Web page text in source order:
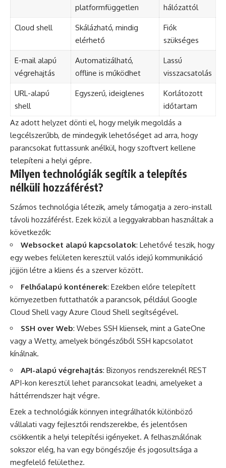
platformfüggetlen
hálózattól
Cloud shell
Skálázható, mindig
elérhető
Fiók
szükséges
E-mail alapú
végrehajtás
Automatizálható,
offline is működhet
Lassú
visszacsatolás
URL-alapú
shell
Egyszerű, ideiglenes
Korlátozott
időtartam
Az adott helyzet dönti el, hogy melyik megoldás a
legcélszerűbb, de mindegyik lehetőséget ad arra, hogy
parancsokat futtassunk anélkül, hogy szoftvert kellene
telepíteni a helyi gépre.
Milyen technológiák segítik a telepítés
nélküli hozzáférést?
Számos technológia létezik, amely támogatja a zero-install
távoli hozzáférést. Ezek közül a leggyakrabban használtak a
következők:
Websocket alapú kapcsolatok: Lehetővé teszik, hogy
egy webes felületen keresztül valós idejű kommunikáció
jöjjön létre a kliens és a szerver között.
Felhőalapú konténerek: Ezekben előre telepített
környezetben futtathatók a parancsok, például Google
Cloud Shell vagy Azure Cloud Shell segítségével.
SSH over Web: Webes SSH kliensek, mint a GateOne
vagy a Wetty, amelyek böngészőből SSH kapcsolatot
kínálnak.
API-alapú végrehajtás: Bizonyos rendszereknél REST
API-kon keresztül lehet parancsokat leadni, amelyeket a
háttérrendszer hajt végre.
Ezek a technológiák könnyen integrálhatók különböző
vállalati vagy fejlesztői rendszerekbe, és jelentősen
csökkentik a helyi telepítési igényeket. A felhasználónak
sokszor elég, ha van egy böngészője és jogosultsága a
megfelelő felülethez.